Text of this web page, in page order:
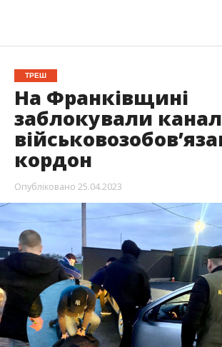
ТРЕШ
На Франківщині
заблокували
кордон
Опубліковано 25.04.2023